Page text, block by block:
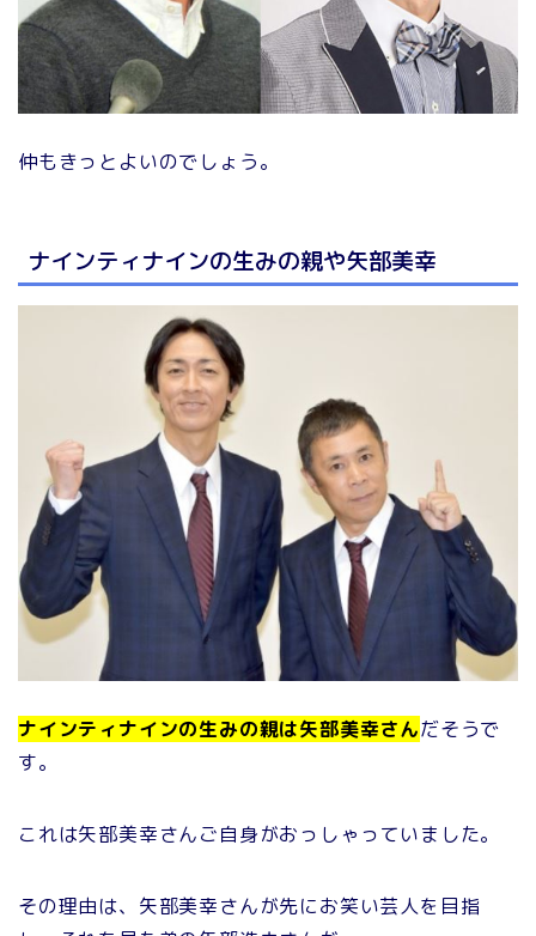
仲もきっとよいのでしょう。
ナインティナインの生みの親や矢部美幸
ナインティナインの生みの親は矢部美幸さんだそうで
す。
これは矢部美幸さんご自身がおっしゃっていました。
その理由は、矢部美幸さんが先にお笑い芸人を目指